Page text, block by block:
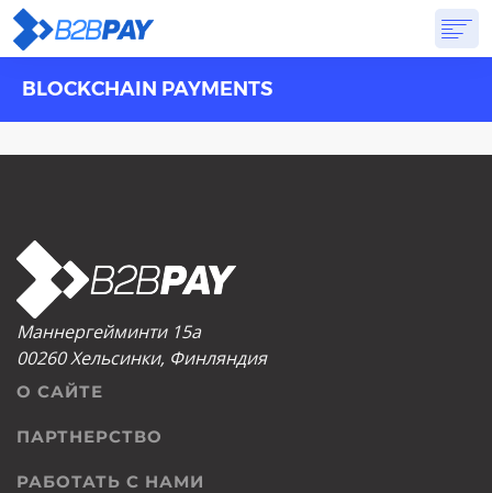
О САЙТЕРЕШЕНИЯВИРТУАЛЬНЫЙ БАНК
BLOCKCHAIN PAYMENTS
Маннергейминти 15а
00260 Хельсинки, Финляндия
О САЙТЕ
ПАРТНЕРСТВО
РАБОТАТЬ С НАМИ